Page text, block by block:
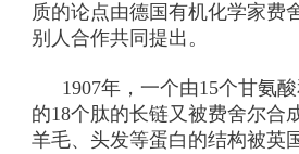
质的论点由德国有机化学家费
别人合作共同提出。
1907年，一个由15个甘氨
的18个肽的长链又被费舍尔合
羊毛、头发等蛋白的结构被英